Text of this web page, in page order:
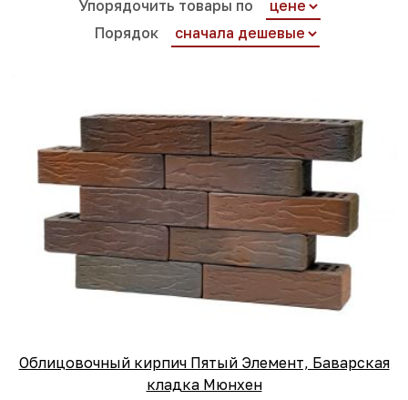
Упорядочить товары по
Порядок
Облицовочный кирпич Пятый Элемент, Баварская
кладка Мюнхен